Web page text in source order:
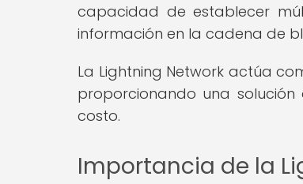
capacidad de establecer
información en la cadena de
La Lightning Network actúa
proporcionando una
costo.
Importancia de la